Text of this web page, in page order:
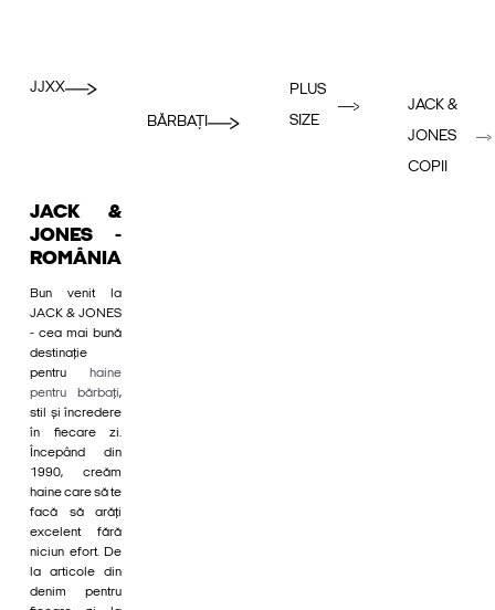
JJXX
BĂRBAȚI
PLUS
SIZE
JACK &
JONES
COPII
JACK &
JONES -
ROMÂNIA
Bun venit la
JACK & JONES
- cea mai bună
destinație
pentru haine
pentru bărbați,
stil și încredere
în fiecare zi.
Începând din
1990, creăm
haine care să te
facă să arăți
excelent fără
niciun efort. De
la articole din
denim pentru